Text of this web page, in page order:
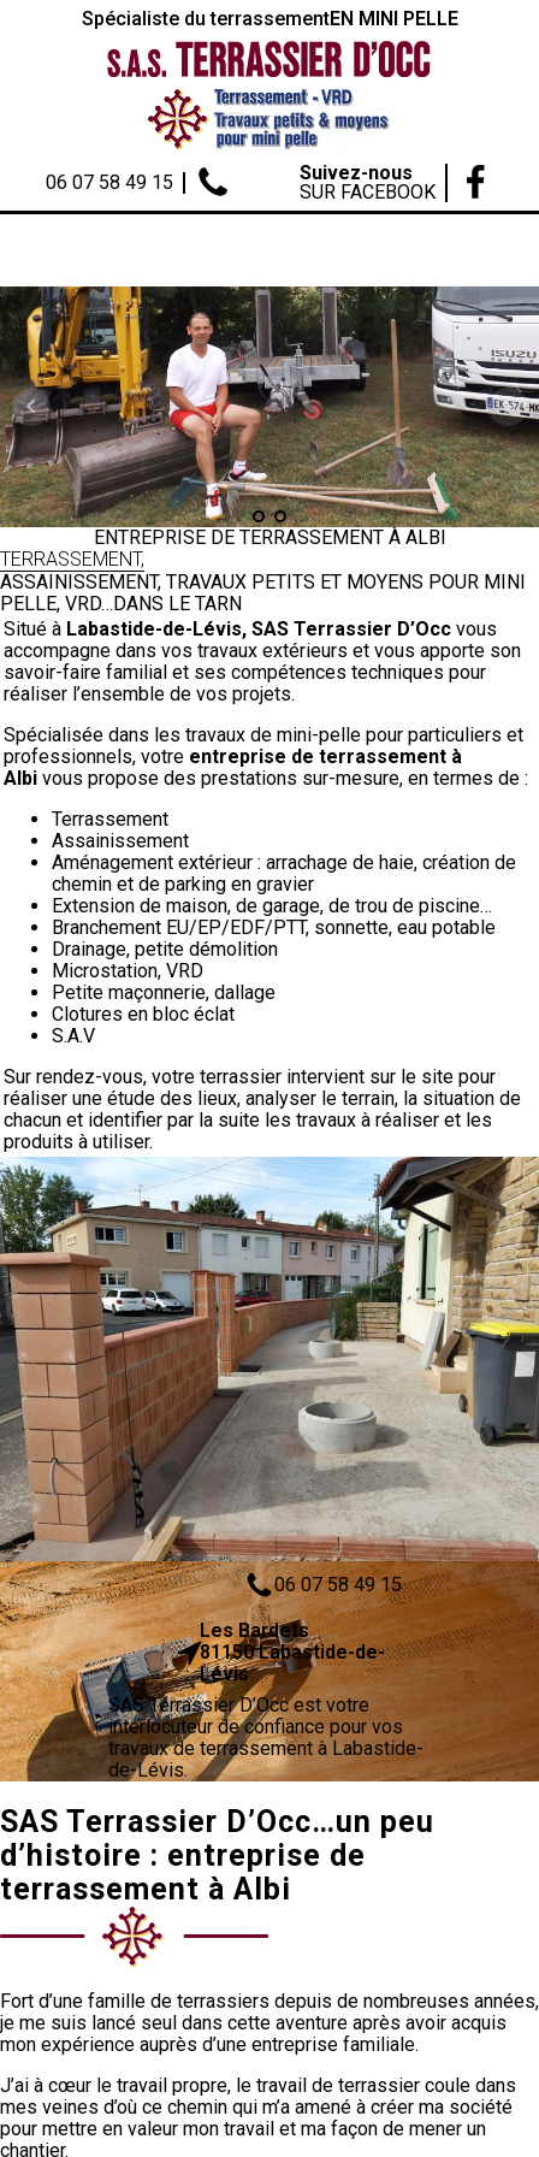
Spécialiste du terrassementEN MINI PELLE
06 07 58 49 15
Suivez-nous
SUR FACEBOOK
ENTREPRISE DE TERRASSEMENT À ALBI
TERRASSEMENT,
ASSAINISSEMENT, TRAVAUX PETITS ET MOYENS POUR MINI
PELLE, VRD…DANS LE TARN
Situé à Labastide-de-Lévis, SAS Terrassier D’Occ vous
accompagne dans vos travaux extérieurs et vous apporte son
savoir-faire familial et ses compétences techniques pour
réaliser l’ensemble de vos projets.
Spécialisée dans les travaux de mini-pelle pour particuliers et
professionnels, votre entreprise de terrassement à
Albi vous propose des prestations sur-mesure, en termes de :
Terrassement
Assainissement
Aménagement extérieur : arrachage de haie, création de
chemin et de parking en gravier
Extension de maison, de garage, de trou de piscine…
Branchement EU/EP/EDF/PTT, sonnette, eau potable
Drainage, petite démolition
Microstation, VRD
Petite maçonnerie, dallage
Clotures en bloc éclat
S.A.V
Sur rendez-vous, votre terrassier intervient sur le site pour
réaliser une étude des lieux, analyser le terrain, la situation de
chacun et identifier par la suite les travaux à réaliser et les
produits à utiliser.
06 07 58 49 15
Les Bardets
81150 Labastide-de-
Lévis
SAS Terrassier D’Occ est votre
interlocuteur de confiance pour vos
travaux de terrassement à Labastide-
de-Lévis.
SAS Terrassier D’Occ…un peu
d’histoire : entreprise de
terrassement à Albi
Fort d’une famille de terrassiers depuis de nombreuses années,
je me suis lancé seul dans cette aventure après avoir acquis
mon expérience auprès d’une entreprise familiale.
J’ai à cœur le travail propre, le travail de terrassier coule dans
mes veines d’où ce chemin qui m’a amené à créer ma société
pour mettre en valeur mon travail et ma façon de mener un
chantier.